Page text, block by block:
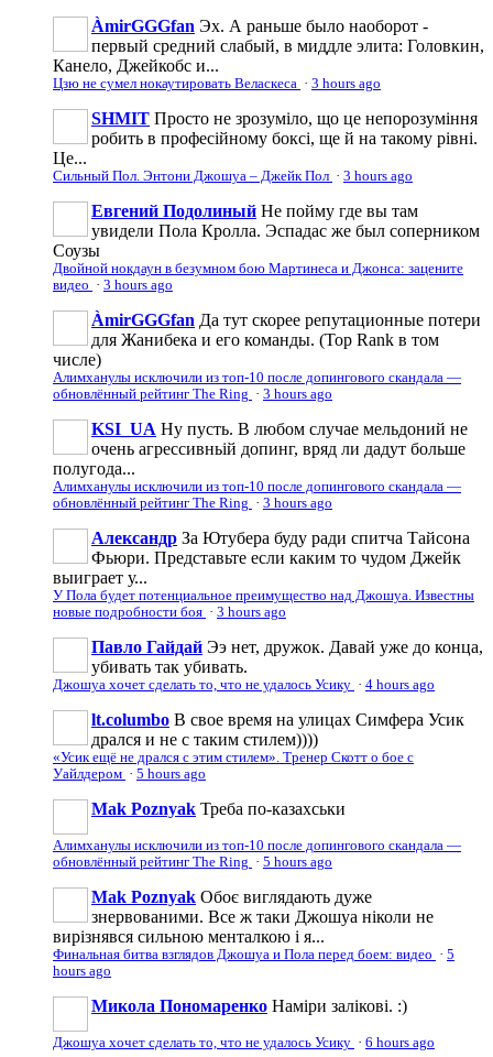
ÀmirGGGfan Эх. А раньше было наоборот -
первый средний слабый, в миддле элита: Головкин,
Канело, Джейкобс и...
Цзю не сумел нокаутировать Веласкеса · 3 hours ago
SHMIT Просто не зрозуміло, що це непорозуміння
робить в професійному боксі, ще й на такому рівні.
Це...
Сильный Пол. Энтони Джошуа – Джейк Пол · 3 hours ago
Евгений Подолиный Не пойму где вы там
увидели Пола Кролла. Эспадас же был соперником
Соузы
Двойной нокдаун в безумном бою Мартинеса и Джонса: зацените
видео · 3 hours ago
ÀmirGGGfan Да тут скорее репутационные потери
для Жанибека и его команды. (Top Rank в том
числе)
Алимханулы исключили из топ-10 после допингового скандала —
обновлённый рейтинг The Ring · 3 hours ago
KSI_UA Ну пусть. В любом случае мельдоний не
очень агрессивньій допинг, вряд ли дадут больше
полугода...
Алимханулы исключили из топ-10 после допингового скандала —
обновлённый рейтинг The Ring · 3 hours ago
Александр За Ютубера буду ради спитча Тайсона
Фьюри. Представьте если каким то чудом Джейк
выиграет у...
У Пола будет потенциальное преимущество над Джошуа. Известны
новые подробности боя · 3 hours ago
Павло Гайдай Ээ нет, дружок. Давай уже до конца,
убивать так убивать.
Джошуа хочет сделать то, что не удалось Усику · 4 hours ago
lt.columbo В свое время на улицах Симфера Усик
дрался и не с таким стилем))))
«Усик ещё не дрался с этим стилем». Тренер Скотт о бое с
Уайлдером · 5 hours ago
Mak Poznyak Треба по-казахськи
Алимханулы исключили из топ-10 после допингового скандала —
обновлённый рейтинг The Ring · 5 hours ago
Mak Poznyak Обоє виглядають дуже
знервованими. Все ж таки Джошуа ніколи не
вирізнявся сильною менталкою і я...
Финальная битва взглядов Джошуа и Пола перед боем: видео · 5
hours ago
Микола Пономаренко Наміри залікові. :)
Джошуа хочет сделать то, что не удалось Усику · 6 hours ago